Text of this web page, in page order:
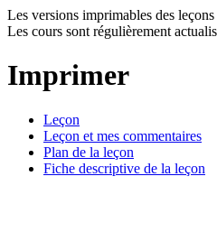
Les versions imprimables des
Les cours sont régulièrement
Imprimer
Leçon
Leçon et mes commentaires
Plan de la leçon
Fiche descriptive de la leçon